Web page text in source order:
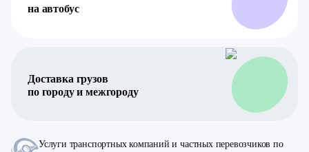
на автобус
Доставка грузов
по городу и межгороду
Услуги транспортных компаний и частных перевозчиков по